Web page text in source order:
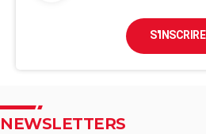
S'INSCRIRE
NEWSLETTERS